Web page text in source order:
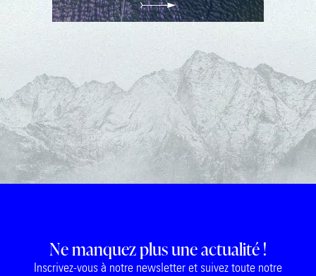
Ne manquez plus une actualité !
Inscrivez-vous à notre newsletter et suivez toute notre